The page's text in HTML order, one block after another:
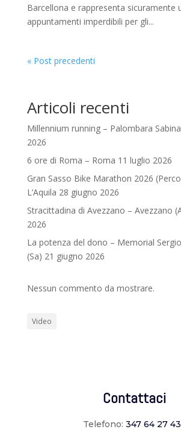
Barcellona e rappresenta sicuramente
appuntamenti imperdibili per gli...
« Post precedenti
Articoli recenti
Millennium running – Palombara
2026
6 ore di Roma – Roma 11 luglio 2026
Gran Sasso Bike Marathon 2026
L’Aquila 28 giugno 2026
Stracittadina di Avezzano – Avezzano
2026
La potenza del dono – Memorial
(Sa) 21 giugno 2026
Nessun commento da mostrare.
Video
Contattaci
Telefono: 347 64 27